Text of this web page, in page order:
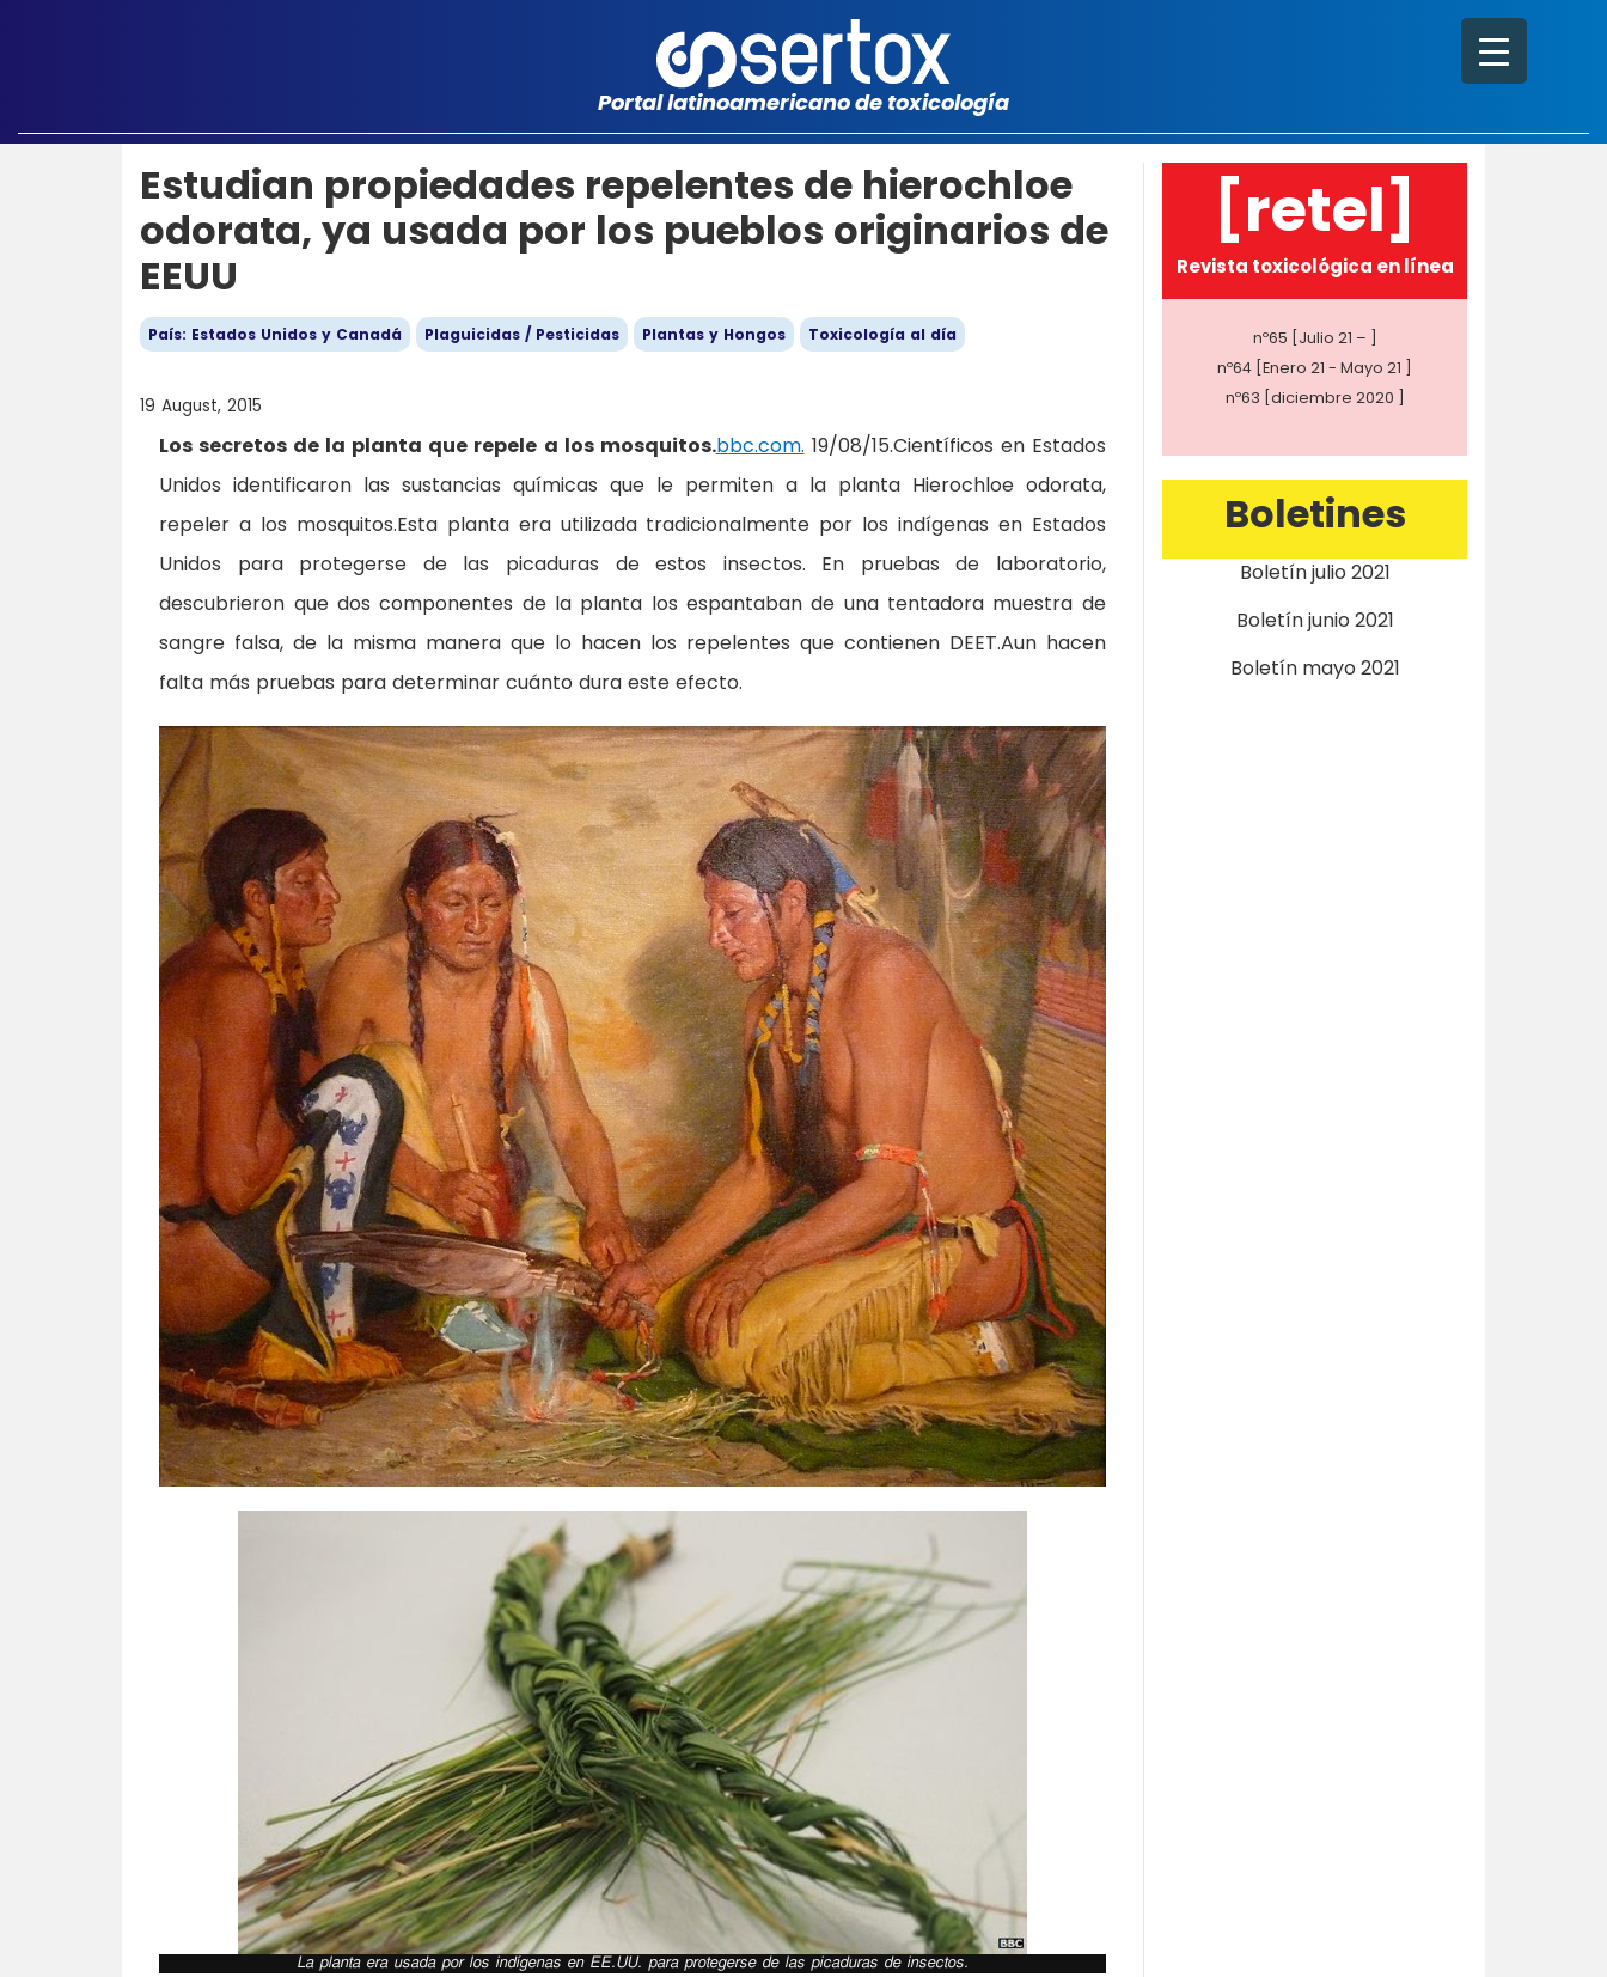
Portal latinoamericano de toxicología
Estudian propiedades repelentes de hierochloe
odorata, ya usada por los pueblos originarios de
EEUU
País: Estados Unidos y Canadá Plaguicidas / Pesticidas Plantas y Hongos Toxicología al día
19 August, 2015
Los secretos de la planta que repele a los mosquitos.bbc.com. 19/08/15.Científicos en Estados
Unidos identificaron las sustancias químicas que le permiten a la planta Hierochloe odorata,
repeler a los mosquitos.Esta planta era utilizada tradicionalmente por los indígenas en Estados
Unidos para protegerse de las picaduras de estos insectos. En pruebas de laboratorio,
descubrieron que dos componentes de la planta los espantaban de una tentadora muestra de
sangre falsa, de la misma manera que lo hacen los repelentes que contienen DEET.Aun hacen
falta más pruebas para determinar cuánto dura este efecto.
La planta era usada por los indígenas en EE.UU. para protegerse de las picaduras de insectos.
[retel]
Revista toxicológica en línea
nº65 [Julio 21 – ]
nº64 [Enero 21 - Mayo 21 ]
nº63 [diciembre 2020 ]
Boletines
Boletín julio 2021
Boletín junio 2021
Boletín mayo 2021